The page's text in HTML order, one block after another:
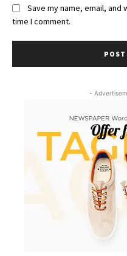
Save my name, email,
time I comment.
-